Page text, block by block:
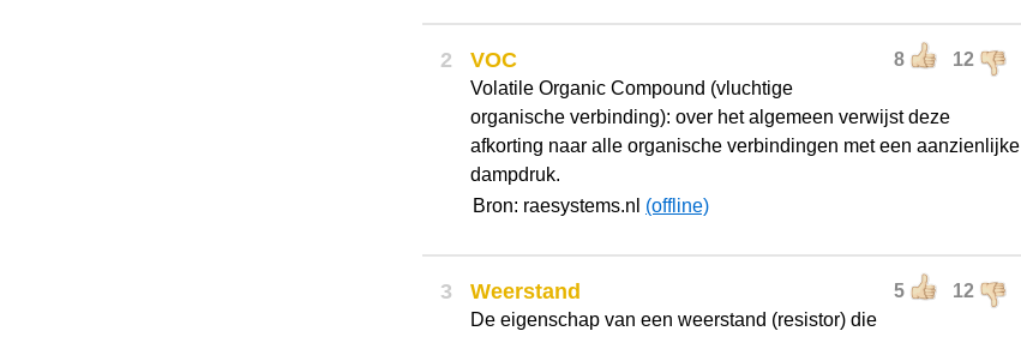
2 8 12
VOC
Volatile Organic Compound (vluchtige
organische verbinding): over het algemeen verwijst deze
afkorting naar alle organische verbindingen met een aanzienlijke
dampdruk.
Bron: raesystems.nl (offline)
3 5 12
Weerstand
De eigenschap van een weerstand (resistor) die